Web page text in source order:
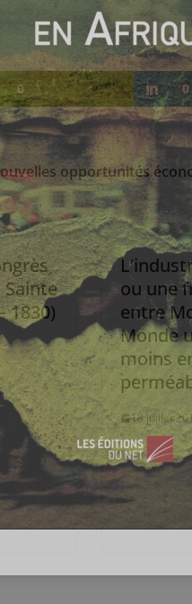
0 0
opportunités
Sainte
1830)
ou une
entre
Monde
moins
18 juillet